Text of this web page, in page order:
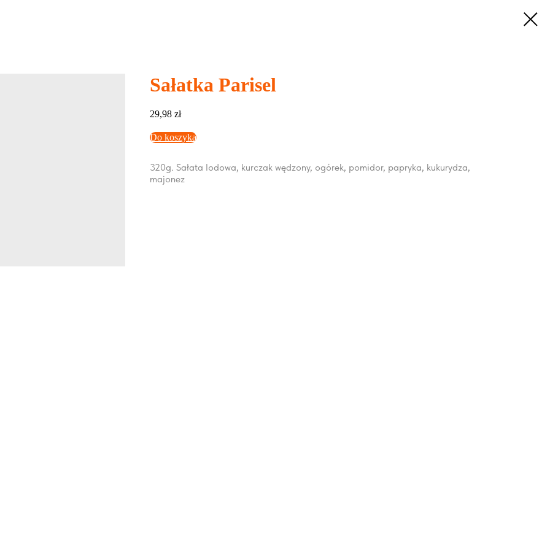
Sałatka Parisel
29,98 zł
Do koszyka
320g. Sałata lodowa, kurczak wędzony, ogórek, pomidor, papryka, kukurydza,
majonez